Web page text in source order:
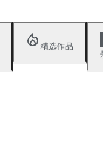
精选作品